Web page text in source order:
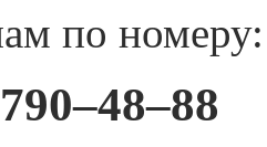
по номеру: